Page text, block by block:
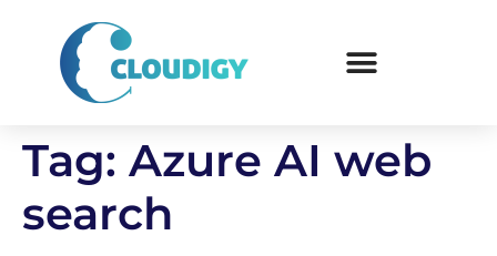
Tag: Azure AI web
search